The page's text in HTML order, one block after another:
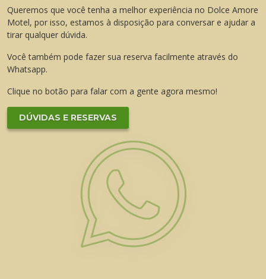
Queremos que você tenha a melhor experiência no Dolce Amore
Motel, por isso, estamos à disposição para conversar e ajudar a
tirar qualquer dúvida.
Você também pode fazer sua reserva facilmente através do
Whatsapp.
Clique no botão para falar com a gente agora mesmo!
DÚVIDAS E RESERVAS